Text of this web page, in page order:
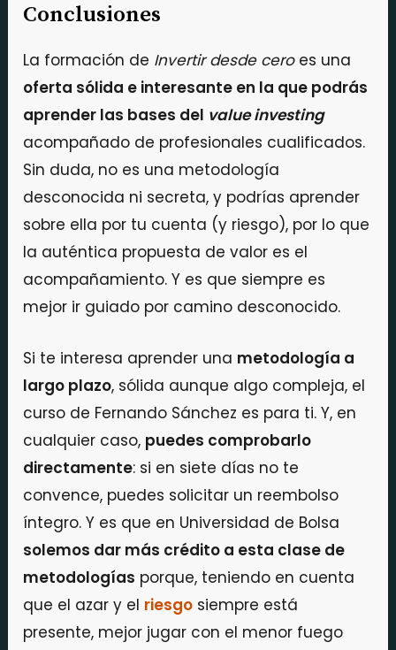
Conclusiones
La formación de Invertir desde ceroes una
oferta sólida e interesante en la que podrás
aprender las bases del value investing
acompañado de profesionales cualificados.
Sin duda, no es una metodología
desconocida ni secreta, y podrías aprender
sobre ella por tu cuenta (y riesgo), por lo que
la auténtica propuesta de valor es el
acompañamiento. Y es que siempre es
mejor ir guiado por camino desconocido.
Si te interesa aprender una metodología a
largo plazo, sólida aunque algo compleja, el
curso de Fernando Sánchez es para ti. Y, en
cualquier caso, puedes comprobarlo
directamente: si en siete días no te
convence, puedes solicitar un reembolso
íntegro. Y es que en Universidad de Bolsa
solemos dar más crédito a esta clase de
metodologías porque, teniendo en cuenta
que el azar y el riesgo siempre está
presente, mejor jugar con el menor fuego